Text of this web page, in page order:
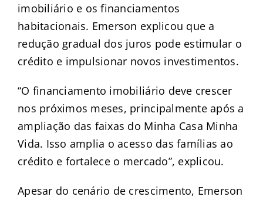
imobiliário e os financiamentos
habitacionais. Emerson explicou que a
redução gradual dos juros pode estimular o
crédito e impulsionar novos investimentos.
“O financiamento imobiliário deve crescer
nos próximos meses, principalmente após a
ampliação das faixas do Minha Casa Minha
Vida. Isso amplia o acesso das famílias ao
crédito e fortalece o mercado”, explicou.
Apesar do cenário de crescimento, Emerson